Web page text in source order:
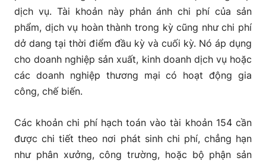
dịch vụ. Tài khoản này phản ánh chi phí của sản
phẩm, dịch vụ hoàn thành trong kỳ cũng như chi phí
dở dang tại thời điểm đầu kỳ và cuối kỳ. Nó áp dụng
cho doanh nghiệp sản xuất, kinh doanh dịch vụ hoặc
các doanh nghiệp thương mại có hoạt động gia
công, chế biến.
Các khoản chi phí hạch toán vào tài khoản 154 cần
được chi tiết theo nơi phát sinh chi phí, chẳng hạn
như phân xưởng, công trường, hoặc bộ phận sản